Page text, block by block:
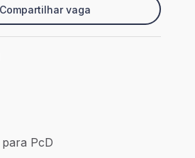
Compartilhar vaga
Manaus - AM
Híbrido
PcD
PcD